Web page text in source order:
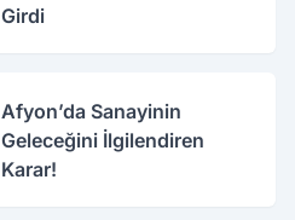
Girdi
Afyon’da Sanayinin
Geleceğini İlgilendiren
Karar!